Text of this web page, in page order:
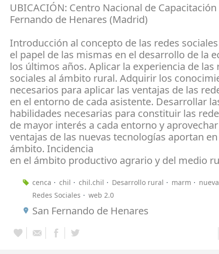
UBICACIÓN: Centro Nacional de Capacitación
Fernando de Henares (Madrid)
Introducción al concepto de las redes
el papel de las mismas en el desarrollo de la
los últimos años. Aplicar la experiencia de las
sociales al ámbito rural. Adquirir los
necesarios para aplicar las ventajas de las
en el entorno de cada asistente. Desarrollar
habilidades necesarias para constituir las
de mayor interés a cada entorno y
ventajas de las nuevas tecnologías aportan
ámbito. Incidencia
en el ámbito productivo agrario y del medio
cenca chil chil.chil Desarrollo rural marm
Redes Sociales
web 2.0
San Fernando de Henares